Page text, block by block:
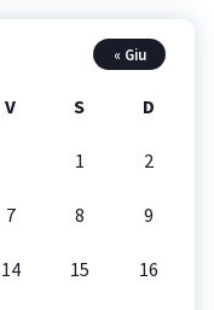
V S D
1 2
7 8 9
14 15 16
« Giu